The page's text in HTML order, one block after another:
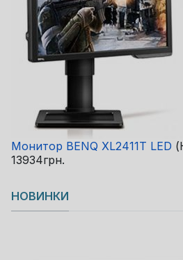
Монитор BENQ XL2411T LED
13934грн.
НОВИНКИ